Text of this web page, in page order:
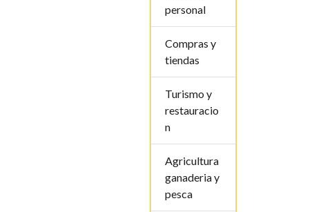
personal
Compras y
tiendas
Turismo y
restauracio
n
Agricultura
ganaderia y
pesca